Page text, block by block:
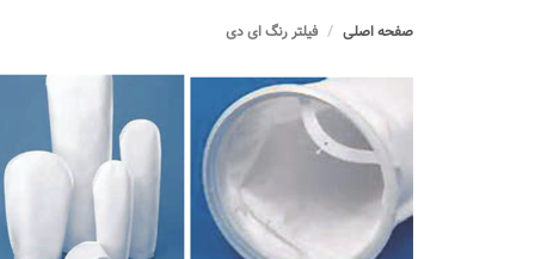
صفحه اصلی فیلتر رنگ ای دی